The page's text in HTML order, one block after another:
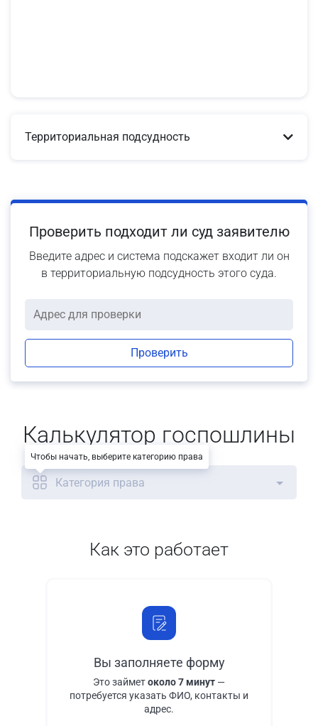
Территориальная подсудность
Проверить подходит ли суд заявителю
Введите адрес и система подскажет входит ли он
в территориальную подсудность этого суда.
Проверить
Калькулятор госпошлины
Категория права
Как это работает
Вы заполняете форму
Это займетоколо 7 минут —
потребуется указать ФИО, контакты и
адрес.
Чтобы начать, выберите категорию права